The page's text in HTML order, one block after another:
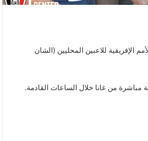
الإفريقية للاعبين المحليين (الشان
مباشرة من غانا خلال الساعات القادمة.